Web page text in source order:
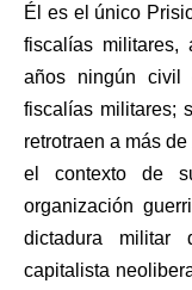
Él es el único
fiscalías militares,
años ningún
fiscalías militares;
retrotraen a más
el contexto de
organización
dictadura militar
capitalista